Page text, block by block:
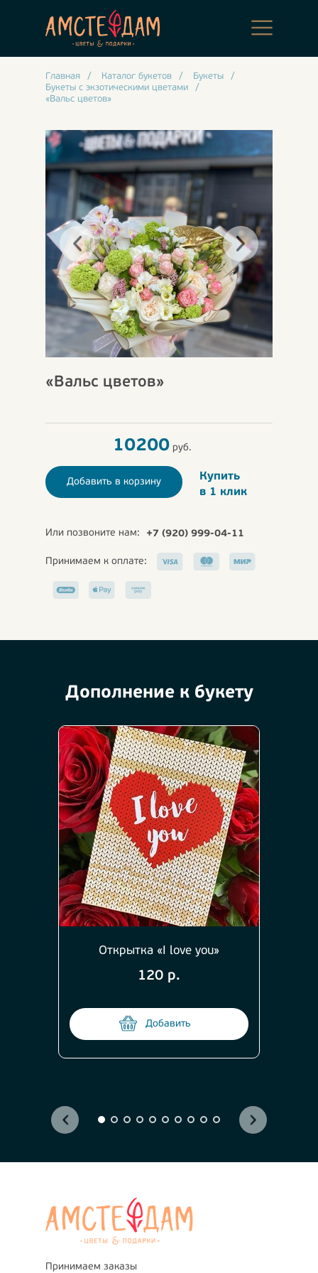
Главная / Каталог букетов / Букеты
/
Букеты с экзотическими цветами
/
«Вальс цветов»
«Вальс цветов»
10200руб.
Добавить в корзину
Купить
в 1 клик
Или позвоните нам: +7 (920) 999-04-11
Принимаем к оплате:
Дополнение к букету
Открытка «I love you»
120 р.
Добавить
Принимаем заказы